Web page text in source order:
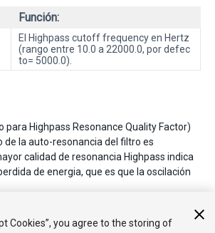
Función:
El Highpass cutoff frequency en Hertz
(rango entre 10.0 a 22000.0, por defec
to= 5000.0).
para Highpass Resonance Quality Factor)
la auto-resonancia del filtro es
calidad de resonancia Highpass indica
de energia, que es que la oscilación
High Pass effect
Cookies”, you agree to the storing of